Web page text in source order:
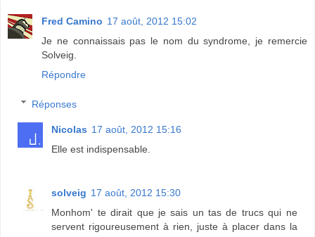
Fred Camino 17 août, 2012 15:02
Je ne connaissais pas le nom du syndrome, je remercie
Solveig.
Répondre
Réponses
Nicolas 17 août, 2012 15:16
Elle est indispensable.
solveig 17 août, 2012 15:30
Monhom' te dirait que je sais un tas de trucs qui ne
servent rigoureusement à rien, juste à placer dans la